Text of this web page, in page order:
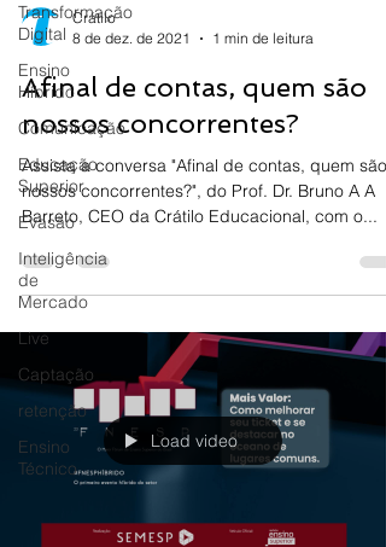
Transformação
Digital
Ensino
Híbrido
Comunicação
Educação
Superior
Evasão
Inteligência
de
Mercado
Live
Captação
retenção
Ensino
Técnico
Crátilo
8 de dez. de 2021
1 min de leitura
Afinal de contas, quem são
nossos concorrentes?
Assista a conversa "Afinal de contas, quem são
nossos concorrentes?", do Prof. Dr. Bruno A A
Barreto, CEO da Crátilo Educacional, com o...
Load video